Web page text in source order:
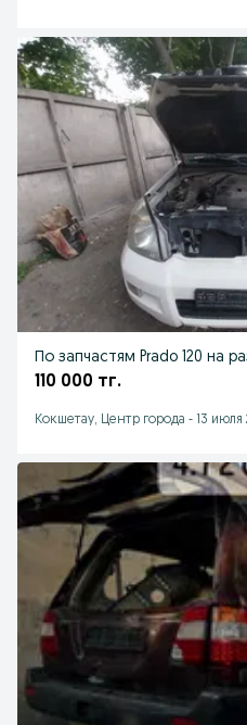
По запчастям Prado 120 на
110 000 тг.
Кокшетау, Центр города - 13 июля